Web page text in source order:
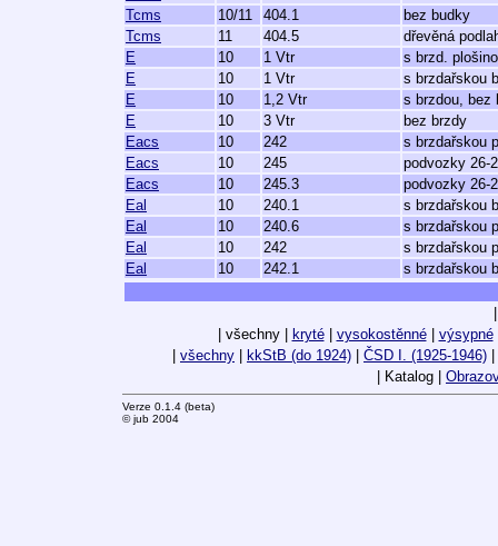
Tcms
10/11 404.1
bez budky
Tcms
11 404.5
dřevěná
E
10 1 Vtr
s brzd.
E
10 1 Vtr
s brzdařskou
E
10 1,2 Vtr
s brzdou, bez
E
10 3 Vtr
bez brzdy
Eacs
10 242
s brzdařskou
Eacs
10 245
podvozky 26-
Eacs
10 245.3
podvozky 26-
Eal
10 240.1
s brzdařskou
Eal
10 240.6
s brzdařskou
Eal
10 242
s brzdařskou
Eal
10 242.1 s brzdařskou
| všechny |
kryté| vysokostěnné| výsypné
všechny kkStB (do 1924) ČSD I. (1925-1946)
| Katalog |
Verze 0.1.4 (beta)
© jub 2004